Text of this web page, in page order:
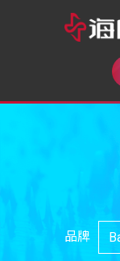
品牌